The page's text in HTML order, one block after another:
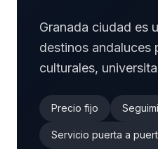
Granada ciudad es
destinos andaluces
culturales,
Precio fijo
Servicio puerta a